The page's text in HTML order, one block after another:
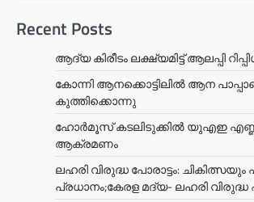
Recent Posts
ആദ്യ കിരീടം ലക്ഷ്യമിട്ട് ആലപ്പി
കോന്നി ആനക്കൊട്ടിലിൽ ആന
കുത്തിക്കൊന്നു
ഹോർമൂസ് കടലിടുക്കിൽ യുഎഇ
ആക്രമണം
ലഹരി വിരുദ്ധ പോരാട്ടം:
പ്രധാനം;കേരള മദ്യ- ലഹരി